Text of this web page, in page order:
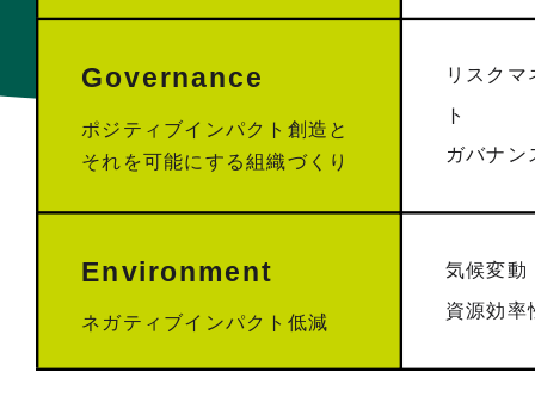
Governance
ポジティブインパクト創造と
それを可能にする組織づくり
リスクマ
ト
ガバナン
Environment
ネガティブインパクト低減
気候変動
資源効率